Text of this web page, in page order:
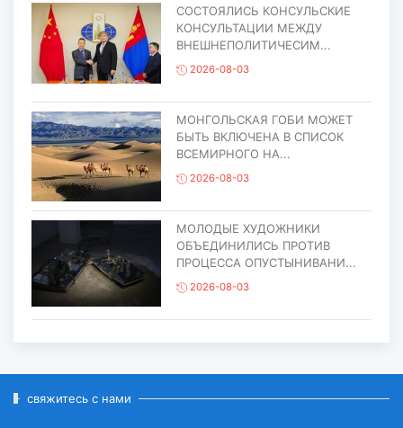
СОСТОЯЛИСЬ КОНСУЛЬСКИЕ
КОНСУЛЬТАЦИИ МЕЖДУ
ВНЕШНЕПОЛИТИЧЕСИМ...
2026-08-03
МОНГОЛЬСКАЯ ГОБИ МОЖЕТ
БЫТЬ ВКЛЮЧЕНА В СПИСОК
ВСЕМИРНОГО НА...
2026-08-03
МОЛОДЫЕ ХУДОЖНИКИ
ОБЪЕДИНИЛИСЬ ПРОТИВ
ПРОЦЕССА ОПУСТЫНИВАНИ...
2026-08-03
ВСЕМИРНОГО НАСЛЕД...
свяжитесь с нами